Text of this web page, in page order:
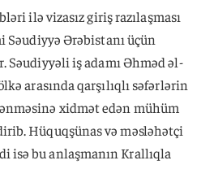
ilə vizasız giriş razılaşması
Ərəbistanı üçün
Səudiyyəli iş adamı Əhməd əl-
arasında qarşılıqlı səfərlərin
xidmət edən mühüm
Hüquqşünas və məsləhətçi
isə bu anlaşmanın Krallıqla